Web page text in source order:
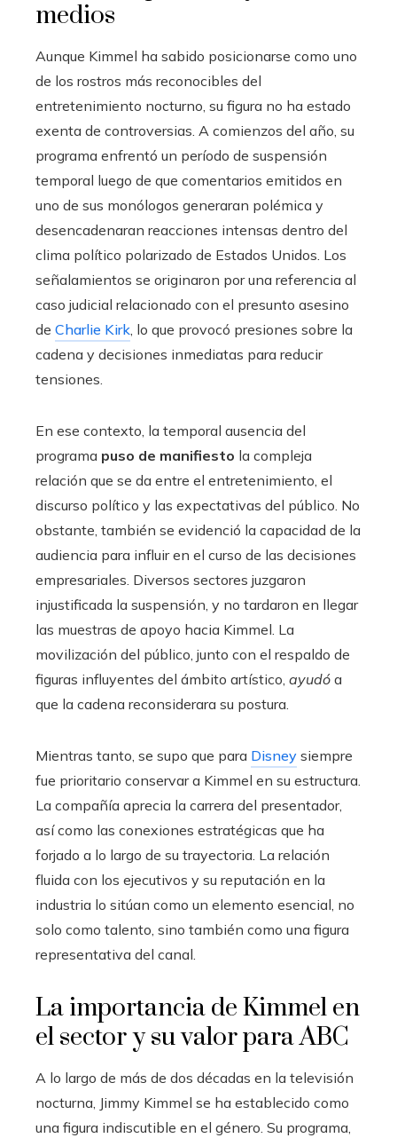
medios
Aunque Kimmel ha sabido posicionarse como uno
de los rostros más reconocibles del
entretenimiento nocturno, su figura no ha estado
exenta de controversias. A comienzos del año, su
programa enfrentó un período de suspensión
temporal luego de que comentarios emitidos en
uno de sus monólogos generaran polémica y
desencadenaran reacciones intensas dentro del
clima político polarizado de Estados Unidos. Los
señalamientos se originaron por una referencia al
caso judicial relacionado con el presunto asesino
de Charlie Kirk, lo que provocó presiones sobre la
cadena y decisiones inmediatas para reducir
tensiones.
En ese contexto, la temporal ausencia del
programa puso de manifiesto la compleja
relación que se da entre el entretenimiento, el
discurso político y las expectativas del público. No
obstante, también se evidenció la capacidad de la
audiencia para influir en el curso de las decisiones
empresariales. Diversos sectores juzgaron
injustificada la suspensión, y no tardaron en llegar
las muestras de apoyo hacia Kimmel. La
movilización del público, junto con el respaldo de
figuras influyentes del ámbito artístico, ayudó a
que la cadena reconsiderara su postura.
Mientras tanto, se supo que para Disney siempre
fue prioritario conservar a Kimmel en su estructura.
La compañía aprecia la carrera del presentador,
así como las conexiones estratégicas que ha
forjado a lo largo de su trayectoria. La relación
fluida con los ejecutivos y su reputación en la
industria lo sitúan como un elemento esencial, no
solo como talento, sino también como una figura
representativa del canal.
La importancia de Kimmel en
el sector y su valor para ABC
A lo largo de más de dos décadas en la televisión
nocturna, Jimmy Kimmel se ha establecido como
una figura indiscutible en el género. Su programa,